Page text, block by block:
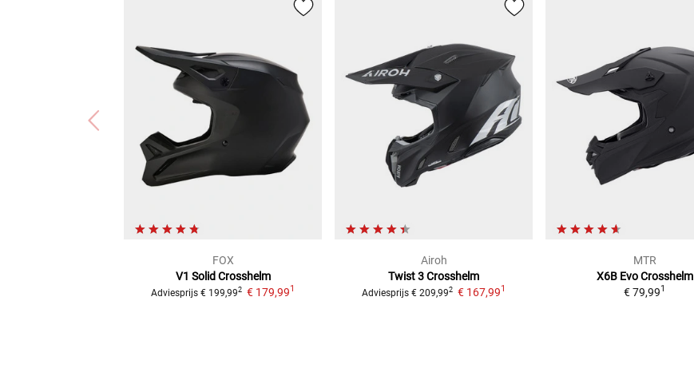
FOX
V1 Solid Crosshelm
Adviesprijs € 199,992 € 179,991
Airoh
Twist 3Crosshelm
Adviesprijs € 209,992 € 167,991
MTR
X6B Evo Crosshelm
€ 79,991